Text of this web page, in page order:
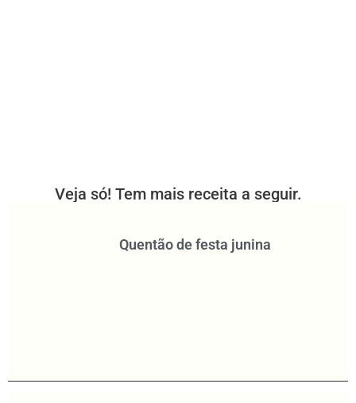
Veja só! Tem mais receita a seguir.
Quentão de festa junina